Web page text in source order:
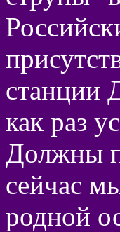
станции
как раз
Должны
сейчас
родной